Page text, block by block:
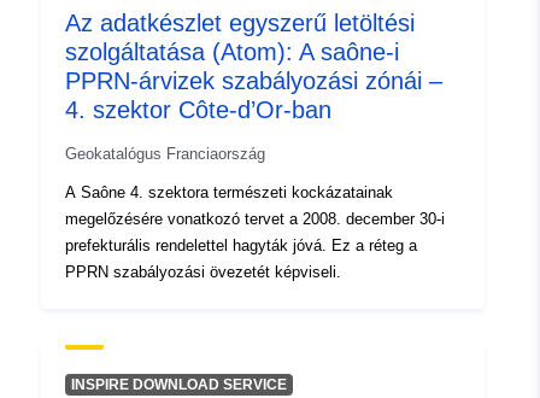
Eredet:
Andmed on toodetud
Copernicus programmi
raames.
Azonosítók:
EE/ee.maaamet.oi-esthub-
uriRef:
http://data.europa.eu/88u/dataset/
bd5f-49b5-a731-b1b9b84f6bd7
időszakosság:
Az adatkészlet egyszerű letöltési
szolgáltatása (Atom): A saône-i
PPRN-árvizek szabályozási zónái –
4. szektor Côte-d’Or-ban
Geokatalógus Franciaország
A Saône 4. szektora természeti kockázatainak
megelőzésére vonatkozó tervet a 2008. december 30-i
prefekturális rendelettel hagyták jóvá. Ez a réteg a
PPRN szabályozási övezetét képviseli.
INSPIRE DOWNLOAD SERVICE